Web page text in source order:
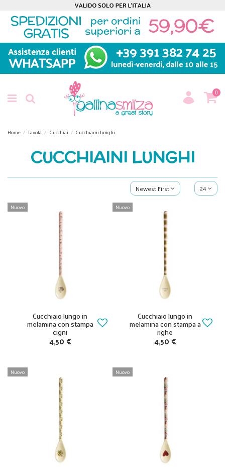
0
Home Tavola Cucchiai Cucchiaini lunghi
CUCCHIAINI LUNGHI
Newest First 24
Nuovo
Cucchiaio lungo in
melamina con stampa
cigni
4,50 €
Nuovo
Cucchiaio lungo in
melamina con stampa a
righe
4,50 €
Nuovo Nuovo